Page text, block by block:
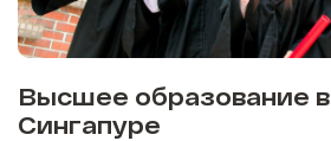
Высшее образование в
Сингапуре